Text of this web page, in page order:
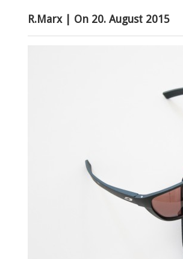
R.Marx| On 20. August 2015